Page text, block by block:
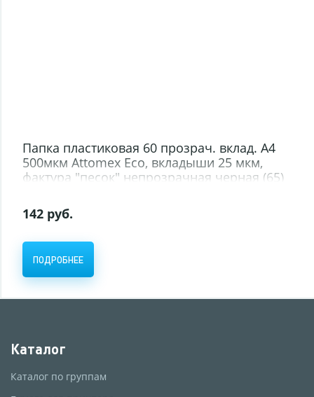
Папка пластиковая 60 прозрач. вклад. А4
500мкм Attomex Eco, вкладыши 25 мкм,
фактура "песок" непрозрачная черная (65)
142 руб.
ПОДРОБНЕЕ
Каталог
Каталог по группам